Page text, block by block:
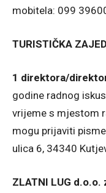
mobitela: 099
TURISTIČKA
1 direktora/
godine radnog
vrijeme s mjestom
mogu prijaviti
ulica 6, 34340
ZLATNI LUG